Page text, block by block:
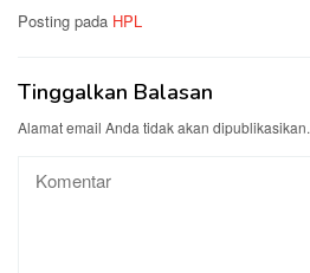
Posting pada HPL
Tinggalkan Balasan
Alamat email Anda tidak akan dipublikasikan.